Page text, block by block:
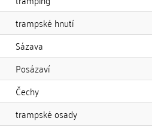
trampské hnutí
Sázava
Posázaví
Čechy
trampské osady